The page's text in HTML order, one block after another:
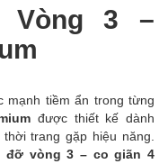
Vòng 3 –
mạnh tiềm ẩn trong từng
được thiết kế dành
trang gặp hiệu năng.
đỡ vòng 3 – co giãn 4